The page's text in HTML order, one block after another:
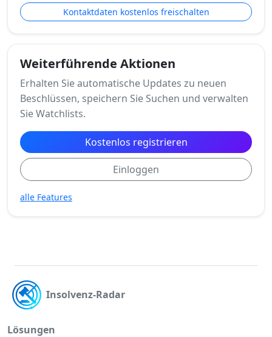
Kontaktdaten kostenlos freischalten
Weiterführende Aktionen
Erhalten Sie automatische Updates zu neuen
Beschlüssen, speichern Sie Suchen und verwalten
Sie Watchlists.
Kostenlos registrieren
Einloggen
alle Features
Insolvenz-Radar
Lösungen